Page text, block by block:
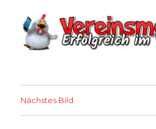
Nächstes Bild